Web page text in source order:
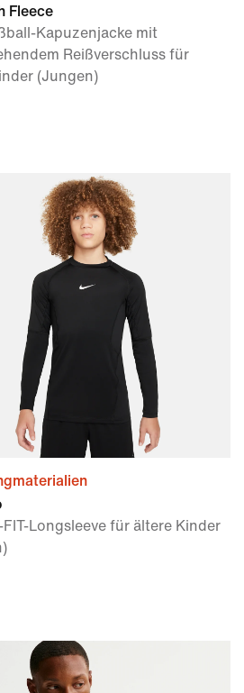
Fleece
Kapuzenjacke mit
Reißverschluss für
(Jungen)
FIT-Longsleeve für ältere Kinder